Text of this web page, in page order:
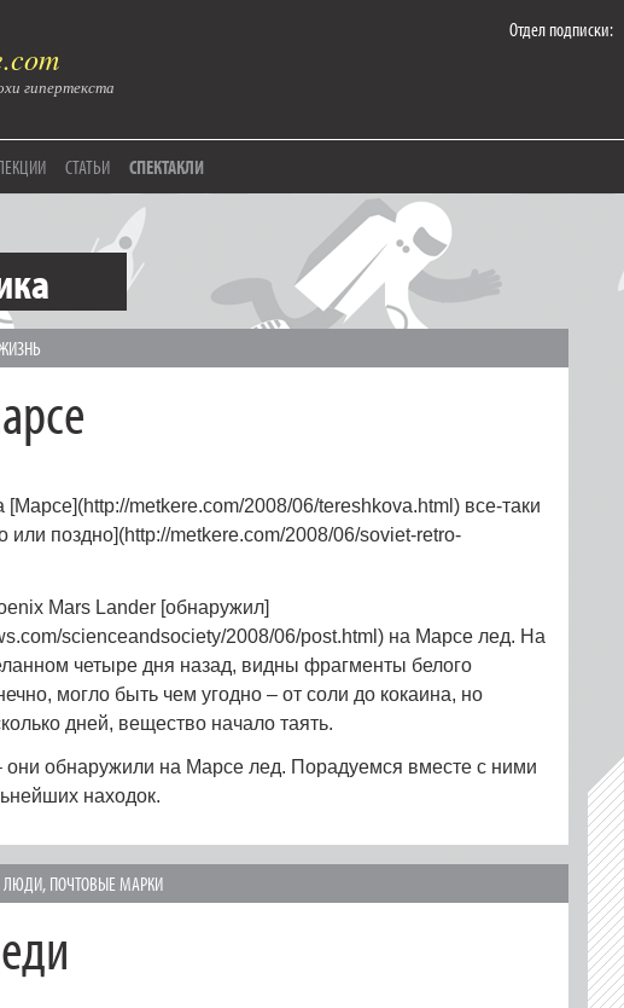
гипертекста
Отдел подписки:
СТАТЬИ СПЕКТАКЛИ
metkere.com/2008/06/tereshkova.html) все-таки
или поздно](http://metkere.com/2008/06/soviet-retro-
Mars Lander [обнаружил]
scienceandsociety/2008/06/post.html) на Марсе лед. На
четыре дня назад, видны фрагменты белого
могло быть чем угодно – от соли до кокаина, но
дней, вещество начало таять.
обнаружили на Марсе лед. Порадуемся вместе с ними
находок.
ЛЮДИ, ПОЧТОВЫЕ МАРКИ